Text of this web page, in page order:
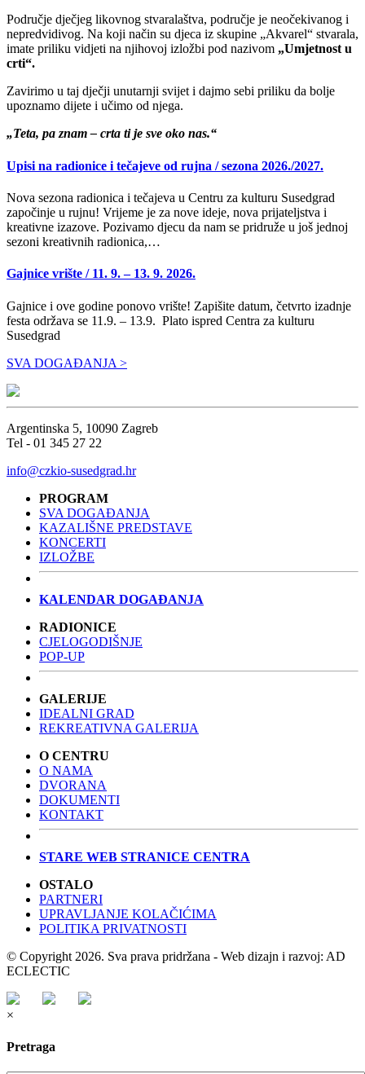
Područje dječjeg likovnog stvaralaštva, područje je neočekivanog i
nepredvidivog. Na koji način su djeca iz skupine „Akvarel“ stvarala,
imate priliku vidjeti na njihovoj izložbi pod nazivom „Umjetnost u
crti“.
Zavirimo u taj dječji unutarnji svijet i dajmo sebi priliku da bolje
upoznamo dijete i učimo od njega.
„Teta, pa znam – crta ti je sve oko nas.“
Upisi na radionice i tečajeve od rujna / sezona 2026./2027.
Nova sezona radionica i tečajeva u Centru za kulturu Susedgrad
započinje u rujnu! Vrijeme je za nove ideje, nova prijateljstva i
kreativne izazove. Pozivamo djecu da nam se pridruže u još jednoj
sezoni kreativnih radionica,…
Gajnice vrište / 11. 9. – 13. 9. 2026.
Gajnice i ove godine ponovo vrište! Zapišite datum, četvrto izadnje
festa održava se 11.9. – 13.9. Plato ispred Centra za kulturu
Susedgrad
SVA DOGAĐANJA >
Argentinska 5, 10090 Zagreb
Tel - 01 345 27 22
info@czkio-susedgrad.hr
PROGRAM
SVA DOGAĐANJA
KAZALIŠNE PREDSTAVE
KONCERTI
IZLOŽBE
KALENDAR DOGAĐANJA
RADIONICE
CJELOGODIŠNJE
POP-UP
GALERIJE
IDEALNI GRAD
REKREATIVNA GALERIJA
O CENTRU
O NAMA
DVORANA
DOKUMENTI
KONTAKT
STARE WEB STRANICE CENTRA
OSTALO
PARTNERI
UPRAVLJANJE KOLAČIĆIMA
POLITIKA PRIVATNOSTI
© Copyright 2026. Sva prava pridržana - Web dizajn i razvoj: AD
ECLECTIC
×
Pretraga